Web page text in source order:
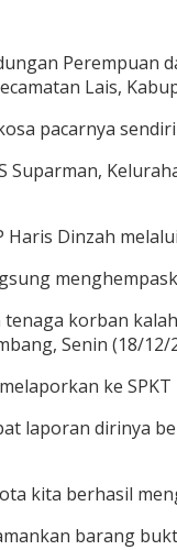
Perempuan
Lais,
pacarnya
Haris Dinzah
korban
Senin (18/12/
ke SPKT
laporan dirinya
kita berhasil
barang